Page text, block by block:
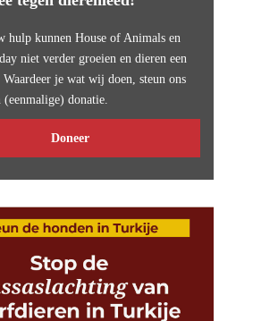
hulp kunnen House of Animals en
niet verder groeien en dieren een
Waardeer je wat wij doen, steun ons
(eenmalige) donatie.
Doneer